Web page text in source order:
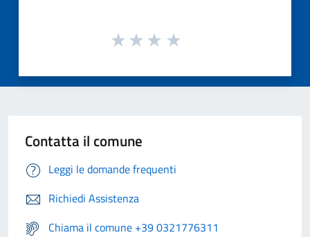
Contatta il comune
Leggi le domande frequenti
Richiedi Assistenza
Chiama il comune +39 0321776311